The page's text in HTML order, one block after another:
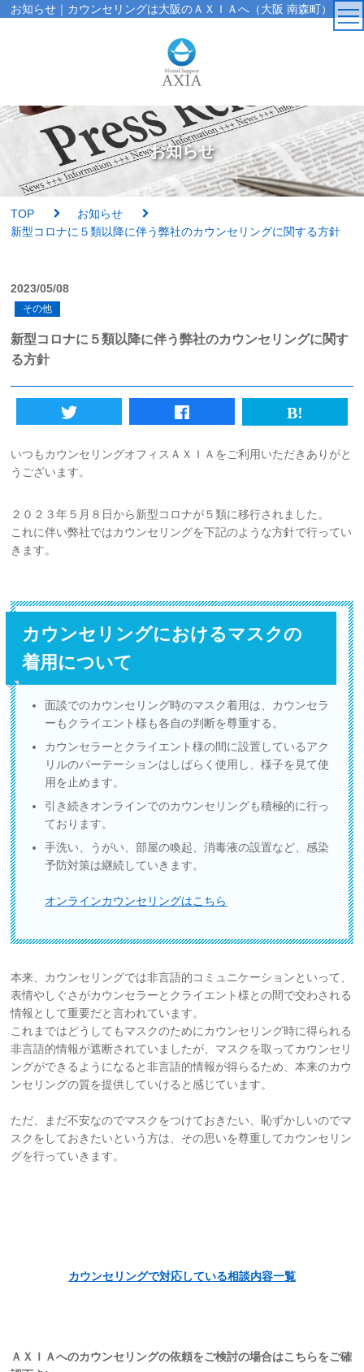
お知らせ｜カウンセリングは大阪のＡＸＩＡへ（大阪 南森町）
カウンセラー
アクセス・受付時間
サービス・料金一覧
実績紹介
AXIAの特徴
初めての方へ
ハラスメント対策資格
質問一覧
採用情報
カウンセリング予約
お問い合わせ
サイトマップ
リンク集
お知らせ
TOP
お知らせ
新型コロナに５類以降に伴う弊社のカウンセリングに関する方針
2023/05/08
その他
新型コロナに５類以降に伴う弊社のカウンセリングに関す
る方針
いつもカウンセリングオフィスＡＸＩＡをご利用いただきありがと
うございます。
２０２３年５月８日から新型コロナが５類に移行されました。
これに伴い弊社ではカウンセリングを下記のような方針で行ってい
きます。
カウンセリングにおけるマスクの
着用について
面談でのカウンセリング時のマスク着用は、カウンセラ
ーもクライエント様も各自の判断を尊重する。
カウンセラーとクライエント様の間に設置しているアク
リルのパーテーションはしばらく使用し、様子を見て使
用を止めます。
引き続きオンラインでのカウンセリングも積極的に行っ
ております。
手洗い、うがい、部屋の喚起、消毒液の設置など、感染
予防対策は継続していきます。
オンラインカウンセリングはこちら
本来、カウンセリングでは非言語的コミュニケーションといって、
表情やしぐさがカウンセラーとクライエント様との間で交わされる
情報として重要だと言われています。
これまではどうしてもマスクのためにカウンセリング時に得られる
非言語的情報が遮断されていましたが、マスクを取ってカウンセリ
ングができるようになると非言語的情報が得らるため、本来のカウ
ンセリングの質を提供していけると感じています。
ただ、まだ不安なのでマスクをつけておきたい、恥ずかしいのでマ
スクをしておきたいという方は、その思いを尊重してカウンセリン
グを行っていきます。
カウンセリングで対応している相談内容一覧